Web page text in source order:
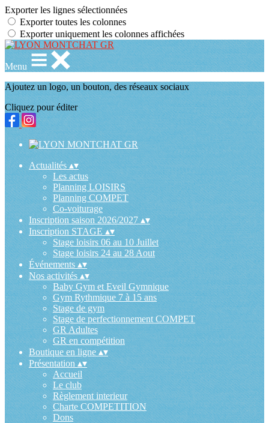
Exporter les lignes sélectionnées
Exporter toutes les colonnes
Exporter uniquement les colonnes affichées
Menu
Ajoutez un logo, un bouton, des réseaux sociaux
Cliquez pour éditer
Actualités▴▾
Les actus
Planning LOISIRS
Planning COMPET
Co-voiturage
Inscription saison 2026/2027▴▾
Inscription STAGE▴▾
Stage loisirs 06 au 10 Juillet
Stage loisirs 24 au 28 Aout
Événements▴▾
Nos activités▴▾
Baby Gym et Eveil Gymnique
Gym Rythmique 7 à 15 ans
Stage de gym
Stage de perfectionnement COMPET
GR Adultes
GR en compétition
Boutique en ligne ▴▾
Présentation▴▾
Accueil
Le club
Règlement interieur
Charte COMPETITION
Dons